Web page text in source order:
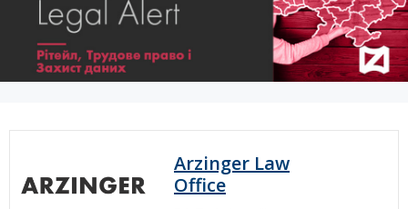
Arzinger Law
Office